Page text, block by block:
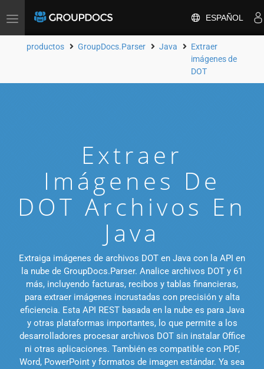
Toggle
ESPAÑOL
productos GroupDocs.Parser Java
Extraer
imágenes de
DOT
Extraer
Imágenes De
DOT Archivos En
Java
Extraiga imágenes de archivos DOT en Java con la API en
la nube de GroupDocs.Parser. Analice archivos DOT y 61
más, incluyendo facturas, recibos y tablas financieras,
para extraer imágenes incrustadas con precisión y alta
eficiencia. Esta API REST basada en la nube es para Java
y otras plataformas importantes, lo que permite a los
desarrolladores procesar archivos DOT sin instalar Office
ni otras aplicaciones. También es compatible con PDF,
Word, PowerPoint y formatos de imagen estándar. Ya sea